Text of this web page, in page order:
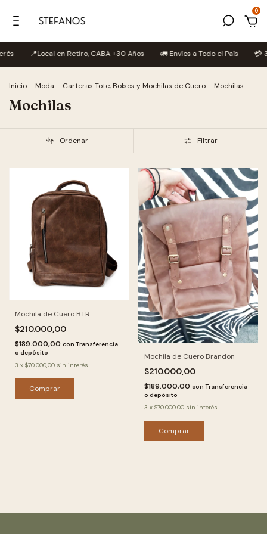
0
📍Local en Retiro, CABA +30 Años 🚛 Envíos a Todo el País 💳
Inicio . Moda . Carteras Tote, Bolsos y Mochilas de Cuero . Mochilas
Mochilas
Ordenar Filtrar
Mochila de Cuero BTR
$210.000,00
$189.000,00 con Transferencia
o depósito
3 x $70.000,00 sin interés
Comprar
Mochila de Cuero Brandon
$210.000,00
$189.000,00 con Transferencia
o depósito
3 x $70.000,00 sin interés
Comprar